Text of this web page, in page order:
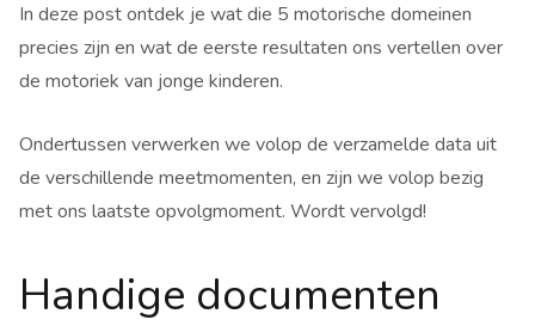
In deze post ontdek je wat die 5 motorische domeinen
precies zijn en wat de eerste resultaten ons vertellen over
de motoriek van jonge kinderen.
Ondertussen verwerken we volop de verzamelde data uit
de verschillende meetmomenten, en zijn we volop bezig
met ons laatste opvolgmoment. Wordt vervolgd!
Handige documenten